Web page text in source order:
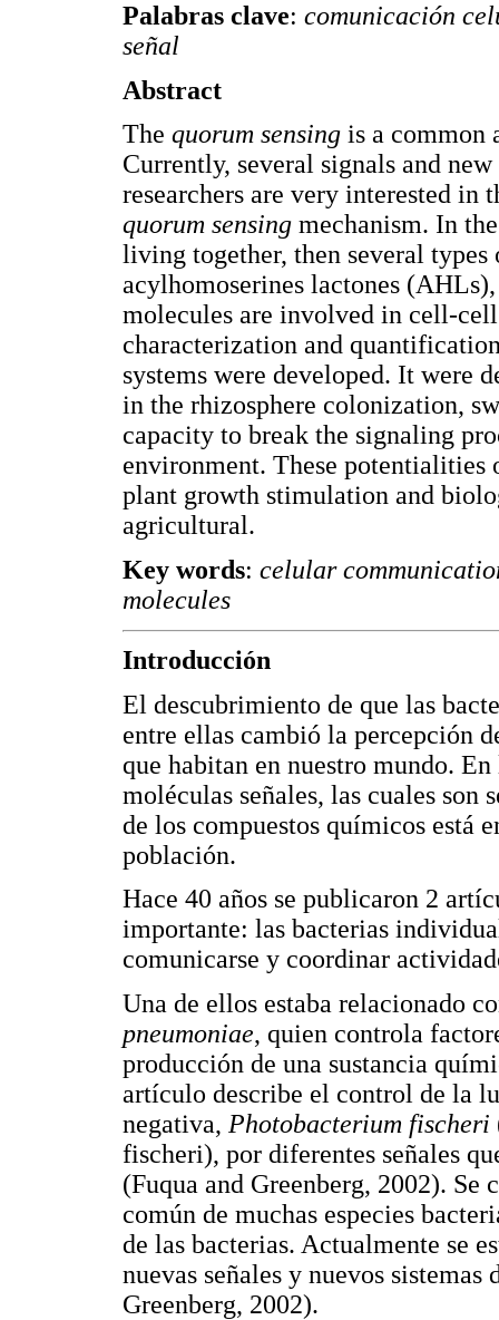
Palabras clave: comunicación
señal
Abstract
The quorum sensing is a common
Currently, several signals and
researchers are very interested
quorum sensing mechanism. In
living together, then several
acylhomoserines lactones
molecules are involved in cell-
characterization and
systems were developed. It were
in the rhizosphere colonization,
capacity to break the signaling
environment. These potentialities
plant growth stimulation and
agricultural.
Key words: celular
molecules
Introducción
El descubrimiento de que las
entre ellas cambió la percepción
que habitan en nuestro mundo.
moléculas señales, las cuales son
de los compuestos químicos está
población.
Hace 40 años se publicaron 2
importante: las bacterias
comunicarse y coordinar
Una de ellos estaba relacionado
pneumoniae, quien controla
producción de una sustancia
artículo describe el control de la
negativa, Photobacterium fischeri
fischeri), por diferentes señales
(Fuqua and Greenberg, 2002). Se
común de muchas especies
de las bacterias. Actualmente se
nuevas señales y nuevos
Greenberg, 2002).